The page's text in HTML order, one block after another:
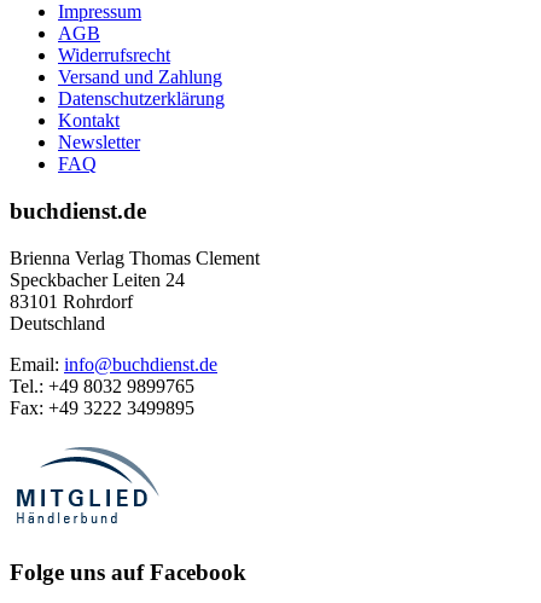
Impressum
AGB
Widerrufsrecht
Versand und Zahlung
Datenschutzerklärung
Kontakt
Newsletter
FAQ
buchdienst.de
Brienna Verlag Thomas Clement
Speckbacher Leiten 24
83101 Rohrdorf
Deutschland
Email: info@buchdienst.de
Tel.: +49 8032 9899765
Fax: +49 3222 3499895
Folge uns auf Facebook